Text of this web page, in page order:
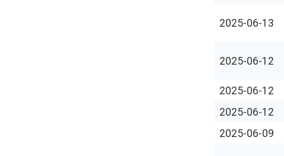
2025-06-13
2025-06-12
2025-06-12
2025-06-12
2025-06-09